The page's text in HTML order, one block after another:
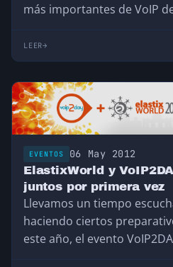
más importantes de VoIP
LEER
EVENTOS 06 May 2012
ElastixWorld y
juntos por primera vez
Llevamos un tiempo
haciendo ciertos
este año, el evento